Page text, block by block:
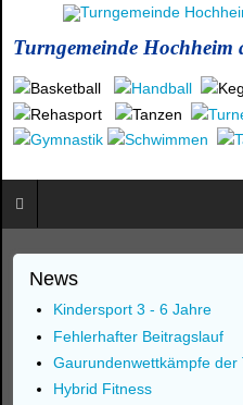
Turngemeinde Hochheim
News
Kindersport 3 - 6 Jahre
Fehlerhafter Beitragslauf
Gaurundenwettkämpfe
Hybrid Fitness